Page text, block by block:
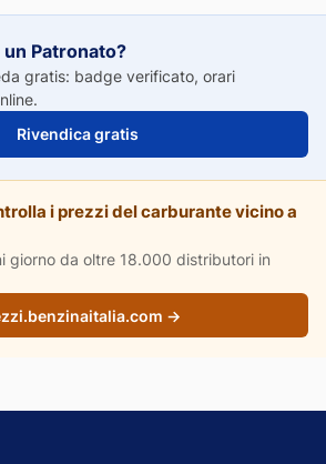
Patronato?
gratis: badge verificato, orari
Rivendica gratis
i prezzi del carburante vicino a
giorno da oltre 18.000 distributori in
→